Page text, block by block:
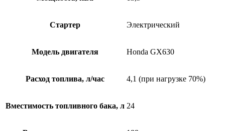
Стартер Электрический
Модель двигателя Honda GX630
Расход топлива, л/час 4,1 (при нагрузке 70%)
Вместимость топливного бака, л 24